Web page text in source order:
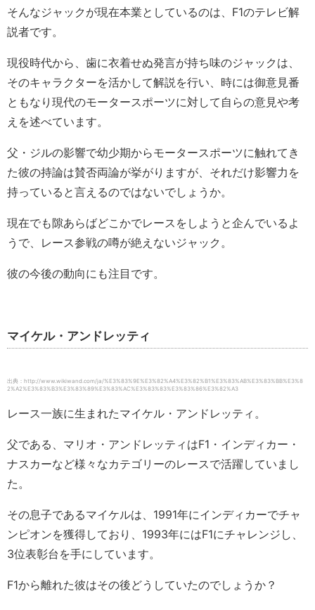
そんなジャックが現在本業としているのは、F1のテレビ解
説者です。
現役時代から、歯に衣着せぬ発言が持ち味のジャックは、
そのキャラクターを活かして解説を行い、時には御意見番
ともなり現代のモータースポーツに対して自らの意見や考
えを述べています。
父・ジルの影響で幼少期からモータースポーツに触れてき
た彼の持論は賛否両論が挙がりますが、それだけ影響力を
持っていると言えるのではないでしょうか。
現在でも隙あらばどこかでレースをしようと企んでいるよ
うで、レース参戦の噂が絶えないジャック。
彼の今後の動向にも注目です。
マイケル・アンドレッティ
出典：http://www.wikiwand.com/ja/%E3%83%9E%E3%82%A4%E3%82%B1%E3%83%AB%E3%83%BB%E3%8
2%A2%E3%83%B3%E3%83%89%E3%83%AC%E3%83%83%E3%83%86%E3%82%A3
レース一族に生まれたマイケル・アンドレッティ。
父である、マリオ・アンドレッティはF1・インディカー・
ナスカーなど様々なカテゴリーのレースで活躍していまし
た。
その息子であるマイケルは、1991年にインディカーでチャ
ンピオンを獲得しており、1993年にはF1にチャレンジし、
3位表彰台を手にしています。
F1から離れた彼はその後どうしていたのでしょうか？